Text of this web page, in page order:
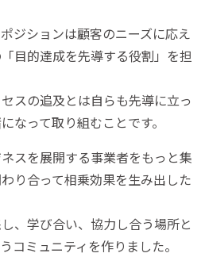
ジションは顧客のニーズに応え
目的達成を先導する役割」を担
スの追及とは自らも先導に立っ
なって取り組むことです。
スを展開する事業者をもっと集
り合って相乗効果を生み出した
、学び合い、協力し合う場所と
コミュニティを作りました。